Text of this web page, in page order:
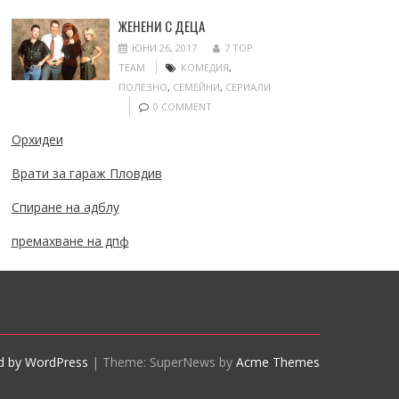
ЖЕНЕНИ С ДЕЦА
ЮНИ 26, 2017
7 TOP
TEAM
КОМЕДИЯ,
ПОЛЕЗНО, СЕМЕЙНИ, СЕРИАЛИ
0 COMMENT
Орхидеи
Врати за гараж Пловдив
Спиране на адблу
премахване на дпф
by WordPress | Theme: SuperNews by Acme Themes